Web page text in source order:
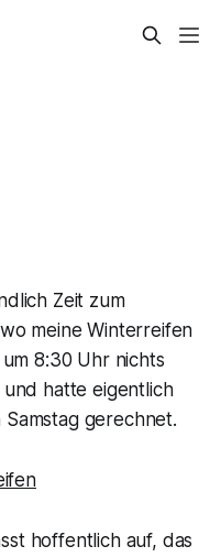
Zeit zum
meine Winterreifen
8:30 Uhr nichts
hatte eigentlich
gerechnet.
hoffentlich auf, das